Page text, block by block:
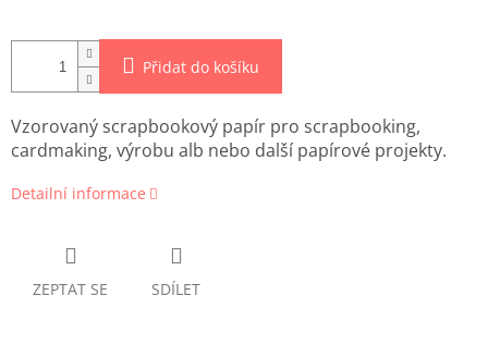
Přidat do košíku
Vzorovaný scrapbookový papír pro scrapbooking,
cardmaking, výrobu alb nebo další papírové projekty.
Detailní informace
ZEPTAT SE SDÍLET